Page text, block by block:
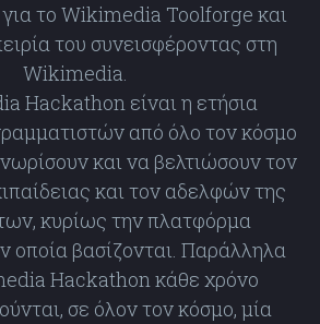
για το Wikimedia Toolforge και
του συνεισφέροντας στη
Wikimedia.
Hackathon είναι η ετήσια
από όλο τον κόσμο
και να βελτιώσουν τον
και τον αδελφών της
κυρίως την πλατφόρμα
οποία βασίζονται. Παράλληλα
Hackathon κάθε χρόνο
σε όλον τον κόσμο, μία